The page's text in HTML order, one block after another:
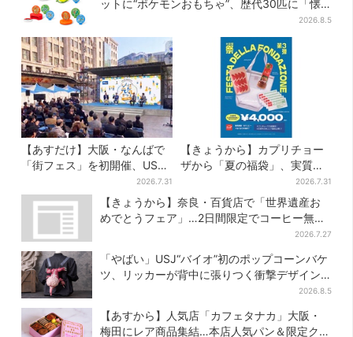
ットに“ポケモンおもちゃ”、歴代30匹に「懐
2026.8.5
【あすだけ】大阪・なんばで
「街フェス」を初開催、USJ
ステージ＆豪華ゲストのトー
クショーも！参加無料で
2026.7.31
【きょうから】カプリチョー
ザから「夏の福袋」、実質無
料…？値段以上の食事券＆限
定アイテム付き
2026.7.31
【きょうから】奈良・百貨店で「世界遺産お
めでとうフェア」…2日間限定でコーヒー無料
2026.7.27
「やばい」USJ“バイオ”初のポップコーンバケ
ツ、リッカーが背中に張りつく衝撃デザイン
2026.8.5
【あすから】人気店「カフェタナカ」大阪・
梅田にレア商品集結…本店人気パン＆限定クッ